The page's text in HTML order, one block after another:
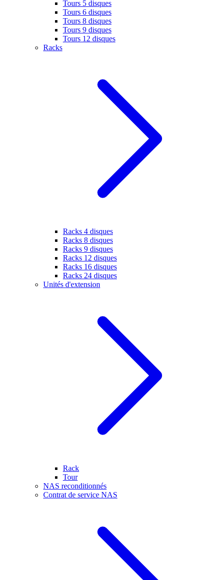
Tours 5 disques
Tours 6 disques
Tours 8 disques
Tours 9 disques
Tours 12 disques
Racks
Racks 4 disques
Racks 8 disques
Racks 9 disques
Racks 12 disques
Racks 16 disques
Racks 24 disques
Unités d'extension
Rack
Tour
NAS reconditionnés
Contrat de service NAS